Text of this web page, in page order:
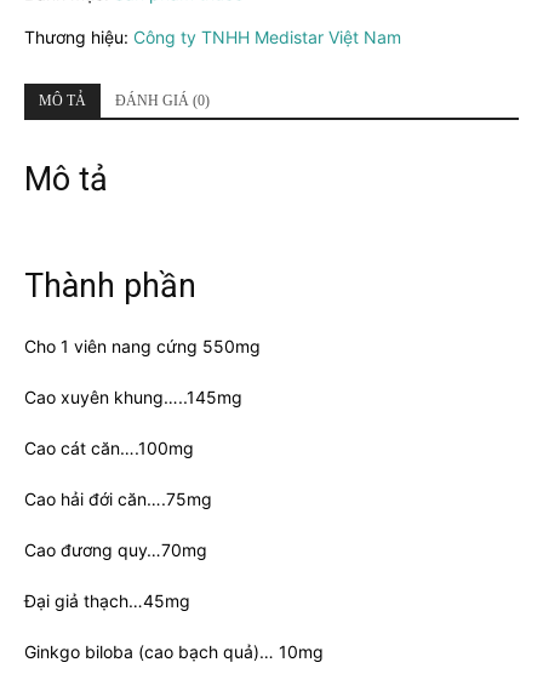
lượng
Thương hiệu: Công ty TNHH Medistar Việt Nam
MÔ TẢ ĐÁNH GIÁ (0)
Mô tả
Thành phần
Cho 1 viên nang cứng 550mg
Cao xuyên khung…..145mg
Cao cát căn….100mg
Cao hải đới căn….75mg
Cao đương quy…70mg
Đại giả thạch…45mg
Ginkgo biloba (cao bạch quả)… 10mg